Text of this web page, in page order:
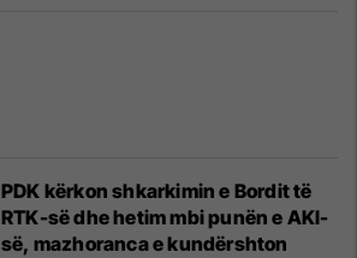
PDK kërkon shkarkimin e Bordit të
RTK-së dhe hetim mbi punën e AKI-
së, mazhoranca e kundërshton